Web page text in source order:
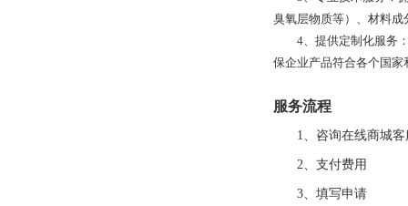
臭氧层物质等）、材料
4、提供定制化服务
保企业产品符合各个国
服务流程
1、咨询在线商城客
2、支付费用
3、填写申请